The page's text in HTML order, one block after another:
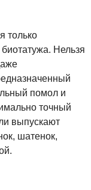
только
Нельзя
помол и
точный
выпускают
шатенок,